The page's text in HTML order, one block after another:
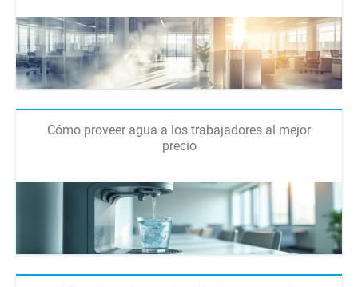
Cómo proveer agua a los trabajadores al mejor
precio